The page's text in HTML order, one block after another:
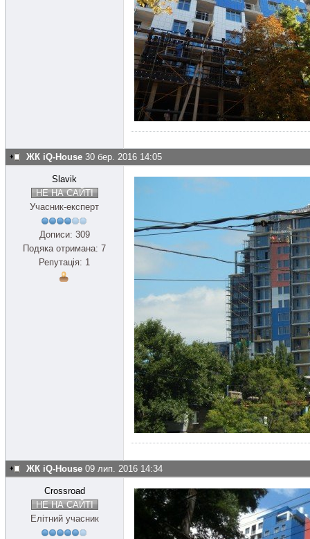
ЖК iQ-House 30 бер. 2016 14:05
Slavik
НЕ НА САЙТІ
Учасник-експерт
Дописи: 309
Подяка отримана: 7
Репутація: 1
ЖК iQ-House 09 лип. 2016 14:34
Crossroad
НЕ НА САЙТІ
Елітний учасник